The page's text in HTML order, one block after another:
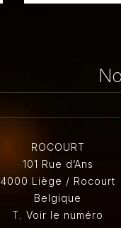
ROCOURT
101 Rue d’Ans
4000 Liège / Rocourt
Belgique
T. Voir le numéro